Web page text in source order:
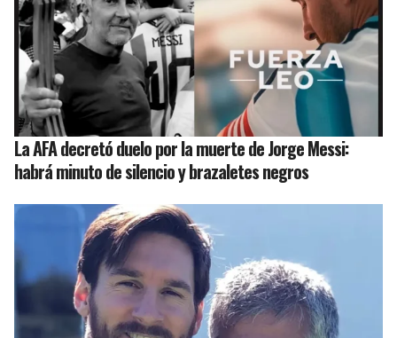
La AFA decretó duelo por la muerte de Jorge Messi:
habrá minuto de silencio y brazaletes negros